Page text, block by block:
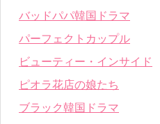
バッドパパ韓国ドラマ
パーフェクトカップル
ビューティー・インサイド
ピオラ花店の娘たち
ブラック韓国ドラマ